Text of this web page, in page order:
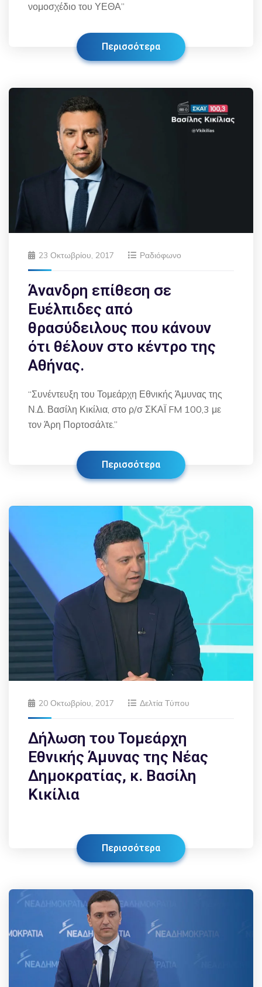
νομοσχέδιο του ΥΕΘΑ”
Περισσότερα
23 Οκτωβρίου, 2017 Ραδιόφωνο
Άνανδρη επίθεση σε
Ευέλπιδες από
θρασύδειλους που κάνουν
ότι θέλουν στο κέντρο της
Αθήνας.
“Συνέντευξη του Τομεάρχη Εθνικής Άμυνας της
Ν.Δ. Βασίλη Κικίλια, στο ρ/σ ΣΚΑΪ FM 100,3 με
τον Άρη Πορτοσάλτε.”
Περισσότερα
20 Οκτωβρίου, 2017 Δελτία Τύπου
Δήλωση του Τομεάρχη
Εθνικής Άμυνας της Νέας
Δημοκρατίας, κ. Βασίλη
Κικίλια
Περισσότερα